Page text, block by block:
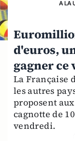
A LA
d'euros,
gagner ce
La Française
les autres
proposent
cagnotte de
vendredi.